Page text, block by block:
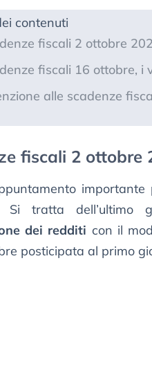
contenuti
fiscali 2 ottobre
fiscali 16 ottobre, i
alle scadenze
fiscali 2 ottobre
Si tratta dell’ultimo
dei redditi con il
posticipata al primo